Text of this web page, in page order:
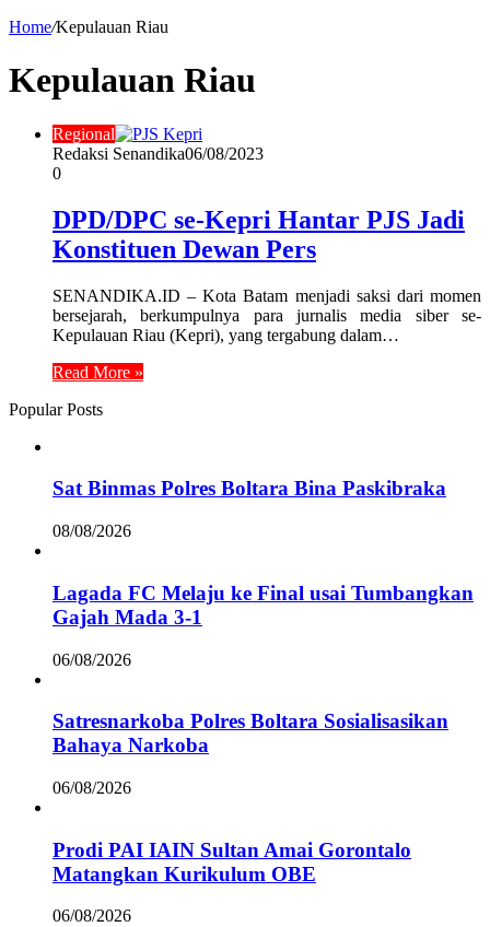
Home/Kepulauan Riau
Kepulauan Riau
Regional
Redaksi Senandika06/08/2023
0
DPD/DPC se-Kepri Hantar PJS Jadi
Konstituen Dewan Pers
SENANDIKA.ID – Kota Batam menjadi saksi dari momen
bersejarah, berkumpulnya para jurnalis media siber se-
Kepulauan Riau (Kepri), yang tergabung dalam…
Read More »
Popular Posts
Sat Binmas Polres Boltara Bina Paskibraka
08/08/2026
Lagada FC Melaju ke Final usai Tumbangkan
Gajah Mada 3-1
06/08/2026
Satresnarkoba Polres Boltara Sosialisasikan
Bahaya Narkoba
06/08/2026
Prodi PAI IAIN Sultan Amai Gorontalo
Matangkan Kurikulum OBE
06/08/2026